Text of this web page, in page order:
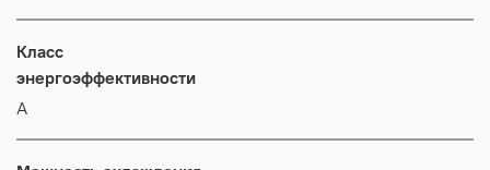
Класс
энергоэффективности
А